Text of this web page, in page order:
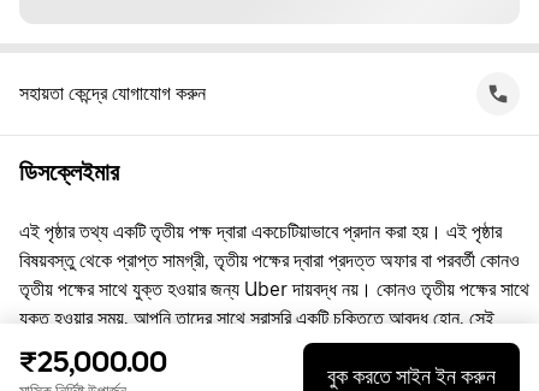
সহায়তা কেন্দ্রে যোগাযোগ করুন
ডিসক্লেইমার
এই পৃষ্ঠার তথ্য একটি তৃতীয় পক্ষ দ্বারা একচেটিয়াভাবে প্রদান করা হয়। এই পৃষ্ঠার
বিষয়বস্তু থেকে প্রাপ্ত সামগ্রী, তৃতীয় পক্ষের দ্বারা প্রদত্ত অফার বা পরবর্তী কোনও
তৃতীয় পক্ষের সাথে যুক্ত হওয়ার জন্য Uber দায়বদ্ধ নয়। কোনও তৃতীয় পক্ষের সাথে
যুক্ত হওয়ার সময়, আপনি তাদের সাথে সরাসরি একটি চুক্তিতে আবদ্ধ হোন, সেই
চুক্তিতে Uber কোনো পক্ষ নয়। প্রশ্নের জন্য, অনুগ্রহ করে সরাসরি তৃতীয় পক্ষের
সাথে যোগাযোগ করুন।
₹25,000.00 বুক করতে সাইন ইন করুন